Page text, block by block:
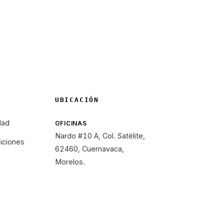
UBICACIÓN
OFICINAS
Nardo #10 A, Col. Satélite,
62460, Cuernavaca,
Morelos.